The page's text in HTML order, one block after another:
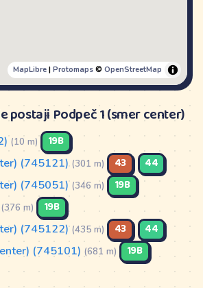
MapLibre| Protomaps© OpenStreetMap
postaji Podpeč 1 (smer center)
(10 m) 19B
(745121) (301 m) 43 44
(745051) (346 m) 19B
(376 m) 19B
(745122) (435 m) 43 44
(745101) (681 m) 19B